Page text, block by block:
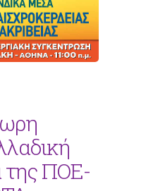
της ΠΟΕ-